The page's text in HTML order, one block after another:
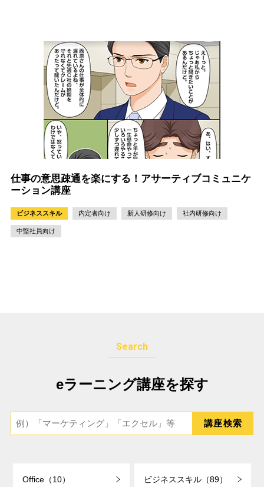
仕事の意思疎通を楽にする！アサーティブコミュニケ
ーション講座
ビジネススキル 内定者向け 新人研修向け 社内研修向け
中堅社員向け
Search
eラーニング講座を探す
Office（10） ビジネススキル（89）